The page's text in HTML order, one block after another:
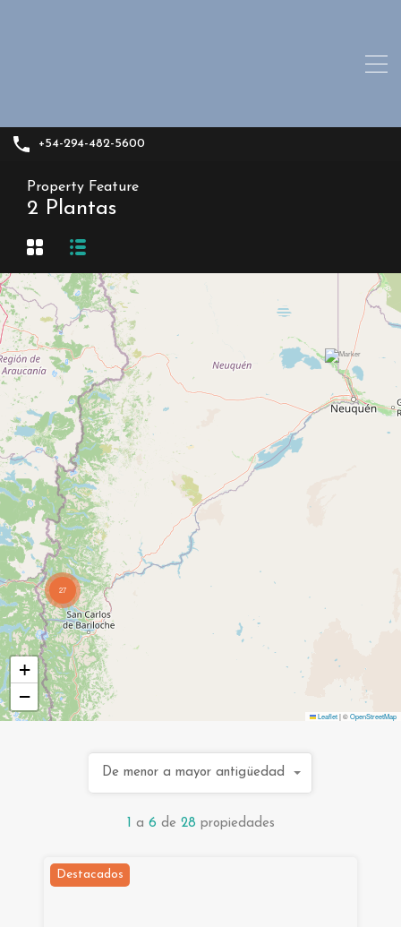
+54-294-482-5600
Property Feature
2 Plantas
27
+
−
Leaflet|©OpenStreetMap
1 a 6 de 28 propiedades
De menor a mayor antigüedad
Destacados